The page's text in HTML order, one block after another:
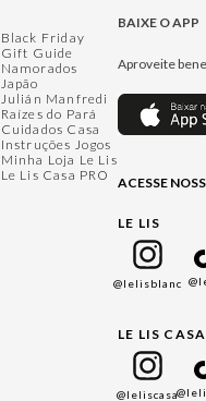
Black Friday
Gift Guide
Namorados
Japão
Julián Manfredi
Raízes do Pará
Cuidados Casa
Instruções Jogos
Minha Loja Le Lis
Le Lis Casa PRO
BAIXE O APP
Aproveite
ACESSE
LE LIS
@lelisblanc
LE LIS CASA
@leliscasa